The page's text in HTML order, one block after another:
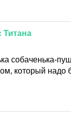
Титана
собаченька-
который надо